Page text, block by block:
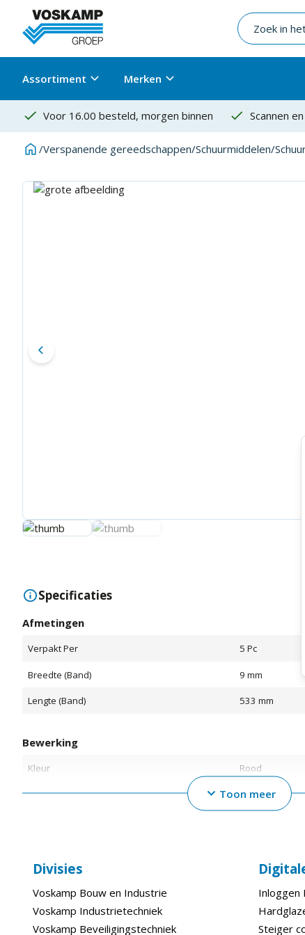
Assortiment Merken
Voor 16.00 besteld, morgen binnen Scannen
/Verspanende gereedschappen/Schuurmiddelen/
Specificaties
Afmetingen
Verpakt Per 5 Pc
Breedte (Band) 9 mm
Lengte (Band) 533 mm
Bewerking
Kleur Rood
Kleur (basis) Rood
Technische gegevens
Korrel
Toon meer
Divisies
Voskamp Bouw en Industrie
Voskamp Industrietechniek
Voskamp Beveiligingstechniek
Inloggen
Steiger